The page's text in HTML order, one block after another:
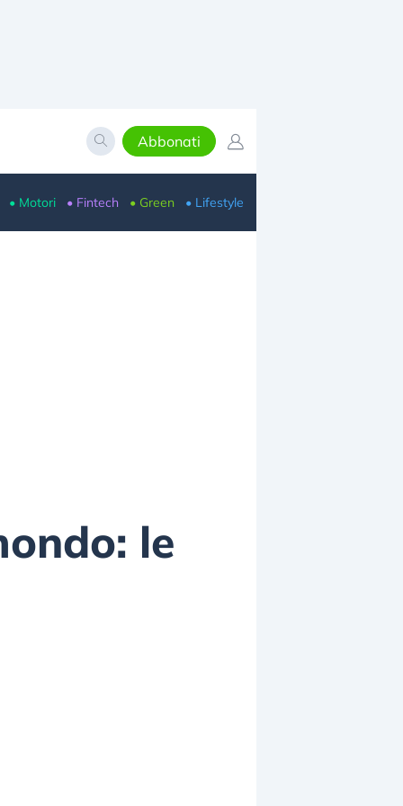
Abbonati
• Motori • Fintech • Green • Lifestyle
le